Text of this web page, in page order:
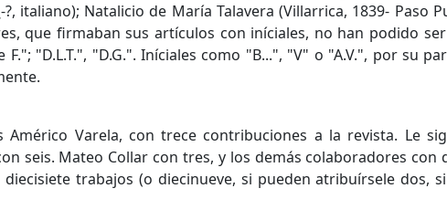
italiano); Natalicio de María Talavera (Villarrica, 1839- Paso
que firmaban sus artículos con iníciales, no han podido
F."; "D.L.T.", "D.G.". Iníciales como "B...", "V" o "A.V.", por su
Américo Varela, con trece contribuciones a la revista. Le
seis. Mateo Collar con tres, y los demás colaboradores
trabajos (o diecinueve, si pueden atribuírsele dos,